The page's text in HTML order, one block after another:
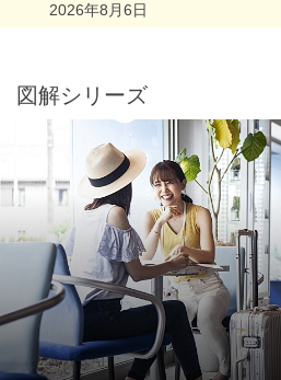
2026年8月6日
図解シリーズ